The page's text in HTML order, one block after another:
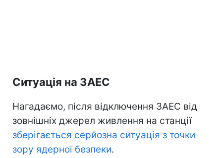
Ситуація на ЗАЕС
Нагадаємо, після відключення ЗАЕС від
зовнішніх джерел живлення на станції
зберігається серйозна ситуація з точки
зору ядерної безпеки.